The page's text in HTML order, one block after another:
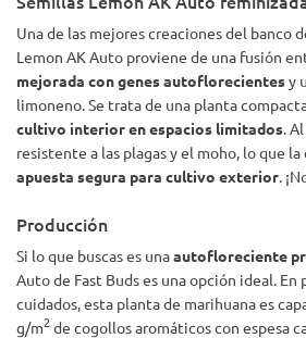
Una de las mejores creaciones del banco
Lemon AK Auto proviene de una fusión
mejorada con genes autoflorecientesy
limoneno. Se trata de una planta
cultivo interior en espacios limitados .
resistente a las plagas y el moho, lo que
apuesta segura para cultivo exterior .
Producción
Si lo que buscas es unaautofloreciente
Auto de Fast Buds es una opción ideal.
cuidados, esta planta de marihuana es
g/m2de cogollos aromáticos con espesa